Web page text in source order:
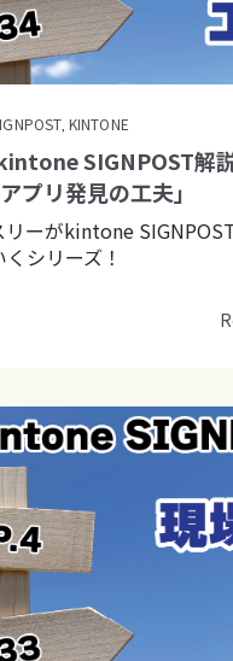
, KINTONE
SIGNPOST解
プリ発見の工夫」
リーがkintone
シリーズ！